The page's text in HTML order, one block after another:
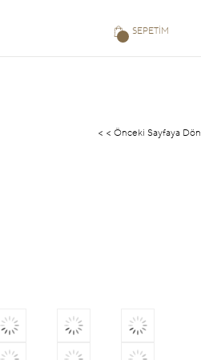
SEPETIM
< < Önceki Sayfaya Dön